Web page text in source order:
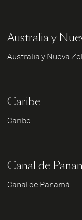
Australia y
Australia y Nueva
Caribe
Caribe
Canal de
Canal de Panamá